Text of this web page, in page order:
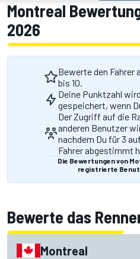
Montreal
2026
Bewerte den Fahrer
bis 10.
Deine Punktzahl
gespeichert, wenn
Der Zugriff auf die
anderen Benutzer
nachdem Du für 3
Fahrer abgestimmt
Die Bewertungen von
registrierte
Bewerte das
Montreal